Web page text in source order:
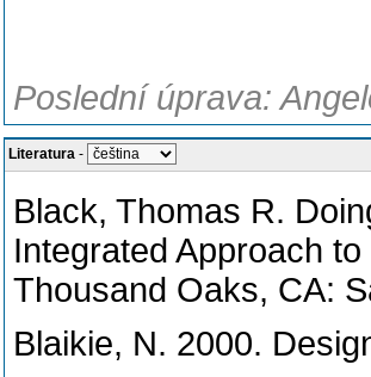
Poslední úprava:
Literatura -
Black, Thomas R.
Integrated Approach
Thousand Oaks, CA:
Blaikie, N. 2000.